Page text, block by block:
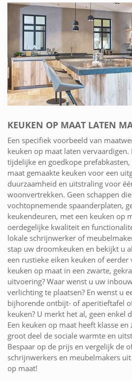
KEUKEN OP MAAT LATEN
Een specifiek voorbeeld van
keuken op maat laten
tijdelijke en goedkope
maat gemaakte keuken voor een
duurzaamheid en uitstraling voor
woonvertrekken. Geen schappen
vochtopnemende spaanderplaten,
keukendeuren, met een keuken op
oerdegelijke kwaliteit en
lokale schrijnwerker of
stap uw droomkeuken en bekijkt u
een rustieke eiken keuken of
keuken op maat in een zwarte,
uitvoering? Waar wenst u uw
verlichting te plaatsen? En wenst u
bijhorende ontbijt- of aperitieftafel
keuken? U merkt het al, geen enkel
Een keuken op maat heeft klasse en
groot deel de sociale warmte en
Bespaar op de prijs en vergelijk de
schrijnwerkers en meubelmakers
op maat!